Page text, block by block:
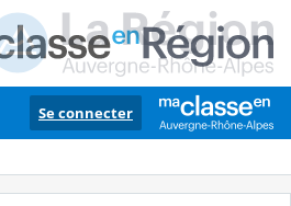
Se connecter